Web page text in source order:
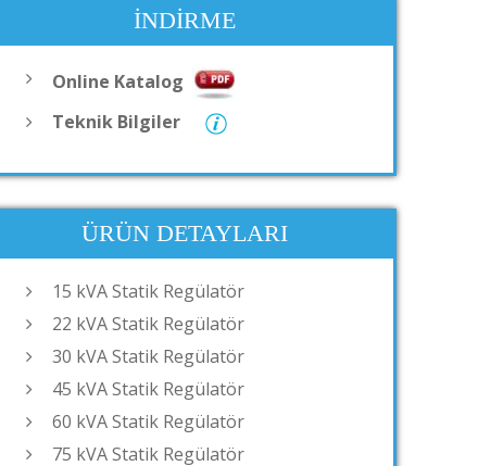
İNDIRME
Online Katalog
Teknik Bilgiler
ÜRÜN DETAYLARI
15 kVA Statik Regülatör
22 kVA Statik Regülatör
30 kVA Statik Regülatör
45 kVA Statik Regülatör
60 kVA Statik Regülatör
75 kVA Statik Regülatör